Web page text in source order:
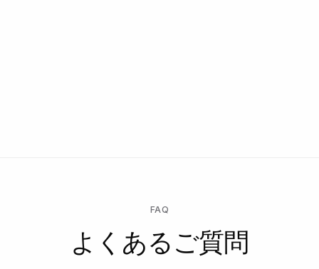
FAQ
よくあるご質問